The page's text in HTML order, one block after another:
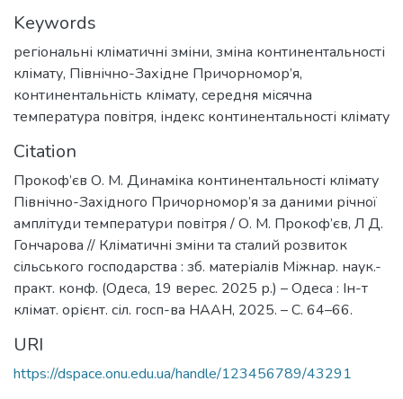
Keywords
регіональні кліматичні зміни, зміна континентальності
клімату, Північно-Західне Причорномор’я,
континентальність клімату, середня місячна
температура повітря, індекс континентальності клімату
Citation
Прокоф’єв О. М. Динаміка континентальності клімату
Північно-Західного Причорномор’я за даними річної
амплітуди температури повітря / О. М. Прокоф’єв, Л Д.
Гончарова // Кліматичні зміни та сталий розвиток
сільського господарства : зб. матеріалів Міжнар. наук.-
практ. конф. (Одеса, 19 верес. 2025 р.) – Одеса : Ін-т
клімат. орієнт. сіл. госп-ва НААН, 2025. – С. 64–66.
URI
https://dspace.onu.edu.ua/handle/123456789/43291